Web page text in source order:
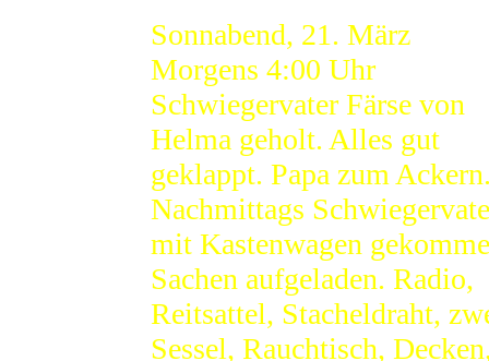
Sonnabend, 21. März
Morgens 4:00 Uhr
Schwiegervater Färse von
Helma geholt. Alles gut
geklappt. Papa zum
Nachmittags
mit Kastenwagen
Sachen aufgeladen. Radio,
Reitsattel, Stacheldraht,
Sessel, Rauchtisch,